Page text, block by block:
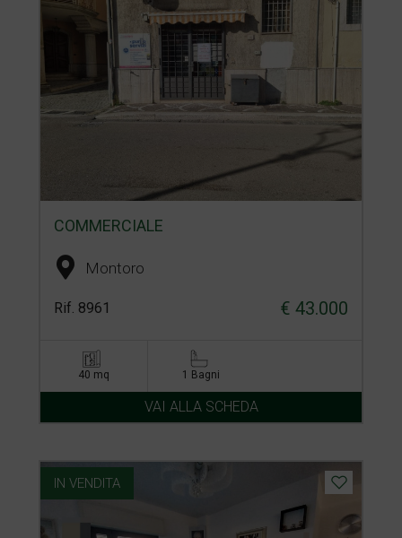
COMMERCIALE
Montoro
Rif. 8961 € 43.000
40 mq 1 Bagni
VAI ALLA SCHEDA
IN VENDITA